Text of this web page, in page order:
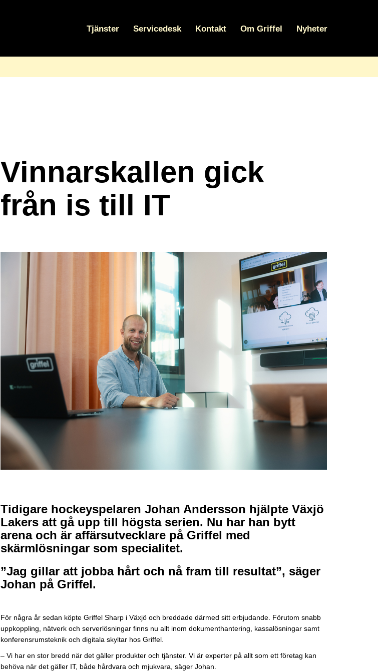
Tjänster Servicedesk Kontakt Om Griffel Nyheter
Vinnarskallen gick
från is till IT
Tidigare hockeyspelaren Johan Andersson hjälpte Växjö
Lakers att gå upp till högsta serien. Nu har han bytt
arena och är affärsutvecklare på Griffel med
skärmlösningar som specialitet.
”Jag gillar att jobba hårt och nå fram till resultat”, säger
Johan på Griffel.
För några år sedan köpte Griffel Sharp i Växjö och breddade därmed sitt erbjudande. Förutom snabb
uppkoppling, nätverk och serverlösningar finns nu allt inom dokumenthantering, kassalösningar samt
konferensrumsteknik och digitala skyltar hos Griffel.
– Vi har en stor bredd när det gäller produkter och tjänster. Vi är experter på allt som ett företag kan
behöva när det gäller IT, både hårdvara och mjukvara, säger Johan.